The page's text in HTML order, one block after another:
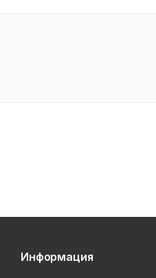
Информация